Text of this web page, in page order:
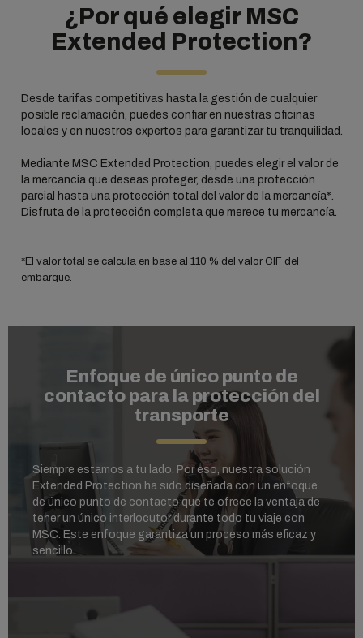
¿Por qué elegir MSC
Extended Protection?
Desde tarifas competitivas hasta la gestión de cualquier
posible reclamación, puedes confiar en nuestras oficinas
locales y en nuestros expertos para garantizar tu tranquilidad.
Mediante MSC Extended Protection, puedes elegir el valor de
la mercancía que deseas proteger, desde una protección
parcial hasta una protección total del valor de la mercancía*.
Disfruta de la protección completa que merece tu mercancía.
*El valor total se calcula en base al 110 % del valor CIF del
embarque.
Enfoque de único punto de
contacto para la protección del
transporte
Siempre estamos a tu lado. Por eso, nuestra solución
Extended Protection ha sido diseñada con un enfoque
de único punto de contacto que te ofrece la ventaja de
tener un único interlocutor durante todo tu viaje con
MSC. Este enfoque garantiza un proceso más eficaz y
sencillo.